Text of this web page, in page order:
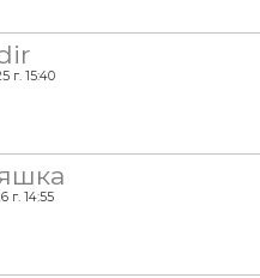
г. 15:40
г. 14:55